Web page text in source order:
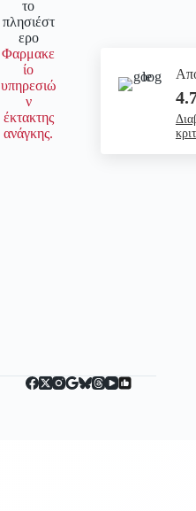
το
πλησιέστ
ερο
Φαρμακε
ίο
υπηρεσιώ
ν
έκτακτης
ανάγκης.